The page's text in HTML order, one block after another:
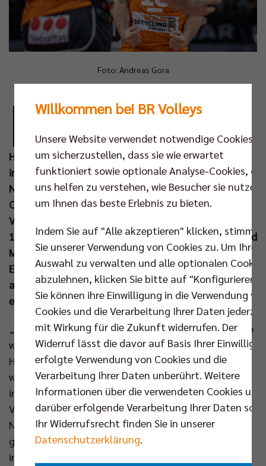
Foto: Andreas Gora
D as BR Volleys Team kann in diesen Tagen
im November die Frequenz an
Herausforderungen steigt. Neben dem Achtelfinale
im DVV-Pokal gegen die WWK Volleys Herrsching (06.
Nov um 19.00 Uhr) steht der Auftakt in der CEV
Champions League bevor. Zunächst kommt ACH
Volley Ljubljana in den Volleyballtempel (12. Nov um
19.30 Uhr) und am vierten Spieltag schlägt Greenyard
Maaseik in Berlin auf (18. Dez um 19.30 Uhr).
Einzeltickets für diese Königsklassenmatches und
alle weiteren Spiele bis zum Jahreswechsel sind hier
erhältlich:www.br-volleys.de/ticketshop
„Mitte November möchte ich mit der Mannschaft so
weit sein, dass wir Topleistungen abrufen“, als
Headcoach Joel Banks zum Saisonstart diese Worte
wählte, hatte er ein bestimmtes Datum ganz gewiss
im Hinterkopf: Den 12. November, wenn für die BR
Volleys ein neues, europäisches Abenteuer beginnt.
Nach dem erfolgreichen Ligacup und dem
gelungenen Bundesliga-Start wollen die Berliner sich
in den kommenden Wochen für die nächste Etappe
Willkommen bei BR Volleys
Unsere Website verwendet notwendige Cookies,
um sicherzustellen, dass sie wie erwartet
funktioniert sowie optionale Analyse-Cookies, die
uns helfen zu verstehen, wie Besucher sie nutzen,
um Ihnen das beste Erlebnis zu bieten.
Indem Sie auf "Alle akzeptieren" klicken, stimmen
Sie unserer Verwendung von Cookies zu. Um Ihre
Auswahl zu verwalten und alle optionalen Cookies
abzulehnen, klicken Sie bitte auf "Konfigurieren".
Sie können ihre Einwilligung in die Verwendung
Cookies und die Verarbeitung Ihrer Daten
mit Wirkung für die Zukunft widerrufen. Der
Widerruf lässt die davor auf Basis Ihrer
erfolgte Verwendung von Cookies und die
Verarbeitung Ihrer Daten unberührt. Weitere
Informationen über die verwendeten Cookies und
darüber erfolgende Verarbeitung Ihrer Daten
Ihr Widerrufsrecht finden Sie in unserer
Datenschutzerklärung.